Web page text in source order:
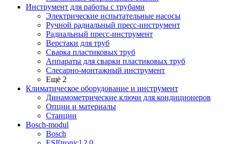
Инструмент для работы с трубами
Электрические испытательные насосы
Ручной радиальный пресс-инструмент
Радиальный пресс-инструмент
Верстаки для труб
Сварка пластиковых труб
Аппараты для сварки пластиковых труб
Слесарно-монтажный инструмент
Ещё 2
Климатическое оборудование и инструмент
Динамометрические ключи для кондиционеров
Опции и материалы
Станции
Bosch-modul
Bosch